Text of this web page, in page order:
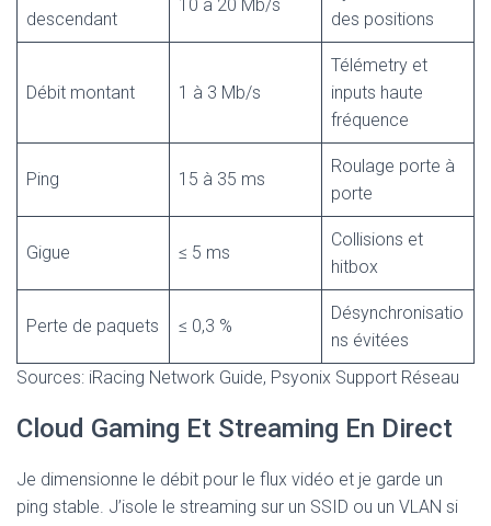
descendant
10 à 20 Mb/s
des positions
Débit montant 1 à 3 Mb/s
Télémetry et
inputs haute
fréquence
Ping 15 à 35 ms
Roulage porte à
porte
Gigue ≤ 5 ms
Collisions et
hitbox
Perte de paquets ≤ 0,3 %
Désynchronisatio
ns évitées
Sources: iRacing Network Guide, Psyonix Support Réseau
Cloud Gaming Et Streaming En Direct
Je dimensionne le débit pour le flux vidéo et je garde un
ping stable. J’isole le streaming sur un SSID ou un VLAN si